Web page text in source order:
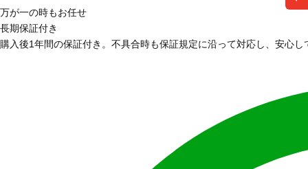
万が一の時もお任せ
長期保証付き
購入後1年間の保証付き。不具合時も保証規定に沿って対応し、安心